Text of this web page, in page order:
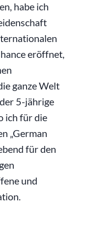
habe ich
eröffnet,
ganze Welt
5-jährige
ich für die
„German
für den
und